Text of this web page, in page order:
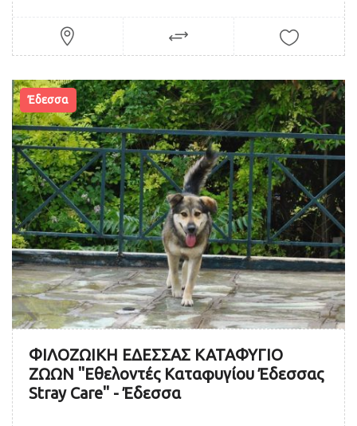
Έδεσσα
ΦΙΛΟΖΩΙΚΗ ΕΔΕΣΣΑΣ ΚΑΤΑΦΥΓΙΟ
ΖΩΩΝ "Εθελοντές Kαταφυγίου Έδεσσας
Stray Care" - Έδεσσα